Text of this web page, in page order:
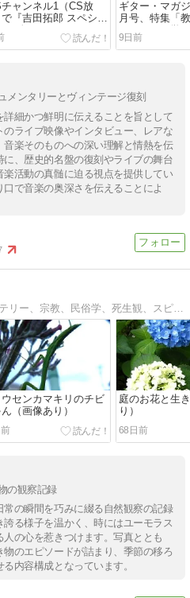
チャンネル1（CS放
『吉田拓郎 スペシャ
春だったね2026』
放送に（テレビ初独占
ギター・マガ
月号、特集「
テレキャス学
売。
9日前
メンタリーとヴィンテージ復刻
細かつ鮮明に伝えることを旨として
ライブ映像やインタビュー、レアな
楽そのものへの深い理解と情熱を伝
、歴史的名盤の復刻やライブの舞台
活動の真髄に迫る視点を提供してい
で音楽の奥深さを伝えることによ
日々感じていることやミステリー、宗教、民俗学、死生観、スピリチュアル、夢の話など思いのままに書き記します。
センカマキリのチビ
（画像あり）
庭のお花と生
り）
68日前
の観察記録
の瞬間を巧みに綴る自然観察の記録
る様子を温かく、時にはユーモラス
の心を惹きつけます。写真ととも
のエピソードが詰まり、季節の移ろ
内容構成となっています。